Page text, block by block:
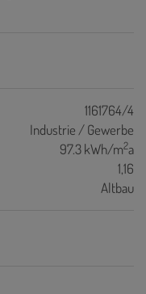
1161764/4
Industrie / Gewerbe
97.3 kWh/m2a
1,16
Altbau